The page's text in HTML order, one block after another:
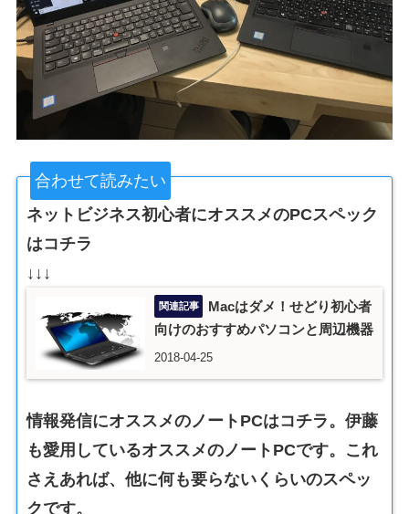
合わせて読みたい
ネットビジネス初心者にオススメのPCスペック
はコチラ
↓↓↓
Macはダメ！せどり初心者
向けのおすすめパソコンと周辺機器
2018-04-25
情報発信にオススメのノートPCはコチラ。伊藤
も愛用しているオススメのノートPCです。これ
さえあれば、他に何も要らないくらいのスペッ
クです。